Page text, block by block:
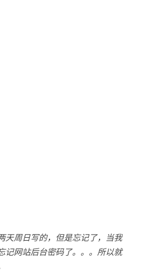
天周日写的，但是忘记了，当我
记网站后台密码了。。。所以就